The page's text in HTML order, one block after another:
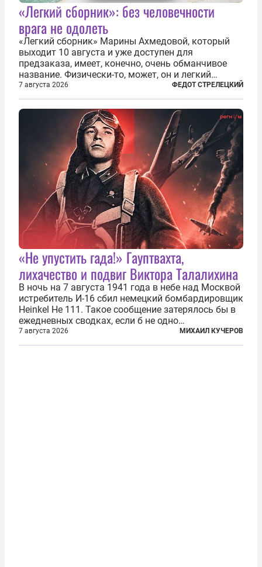
«Легкий сборник»: без человечности
врага не одолеть
«Легкий сборник» Марины Ахмедовой, который
выходит 10 августа и уже доступен для
предзаказа, имеет, конечно, очень обманчивое
название. Физически-то, может, он и легкий
относительно. Но метафизически —
безотносительно тяжелый. Десять рассказов,
каждый из которых напрямую или косвенно (в
основном —...
7 августа 2026 ФЕДОТ СТРЕЛЕЦКИЙ
«Не упустить гада!» Гауптвахта,
лихачество и подвиг Виктора Талалихина
В ночь на 7 августа 1941 года в небе над Москвой
истребитель И-16 сбил немецкий бомбардировщик
Heinkel He 111. Такое сообщение затерялось бы в
ежедневных сводках, если б не одно
обстоятельство. Это был один из первых в
истории отечественной авиации ночных таранов.
7 августа 2026 МИХАИЛ КУЧЕРОВ